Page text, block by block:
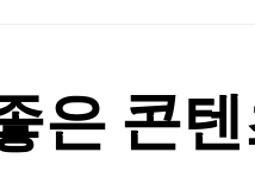
은 콘